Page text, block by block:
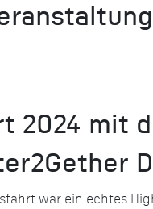
2024 mit
war ein echtes